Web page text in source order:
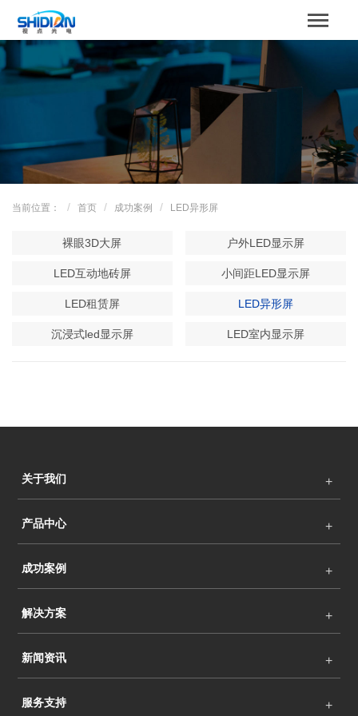
网站首页
关于我们
产品中心
成功案例
当前位置： 首页 成功案例 LED异形屏
裸眼3D大屏 户外LED显示屏
LED互动地砖屏 小间距LED显示屏
LED租赁屏 LED异形屏
沉浸式led显示屏 LED室内显示屏
关于我们
产品中心
成功案例
解决方案
新闻资讯
服务支持